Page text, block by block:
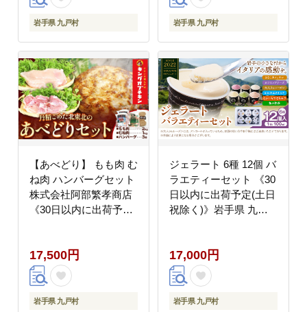
岩手県 九戸村 岩手県 九戸村
【あべどり】 もも肉 む
ね肉 ハンバーグセット
株式会社阿部繁孝商店
《30日以内に出荷予定
isk_fkoshmset_30d_22_17500-
--
17,500円
岩手県 九戸村
ジェラート 6種 12個 バ
ラエティーセット 《30
日以内に出荷予定(土日
祝除く)》岩手県 九戸
カフェオレ レアチーズ
ラムレーズン ミルク は
ちみつ 極み抹茶 詰め合
わせ ギフト---
17,000円
岩手県 九戸村